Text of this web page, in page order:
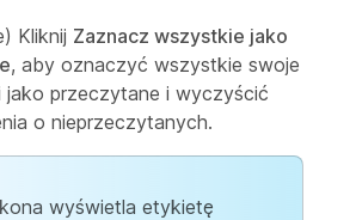
Kliknij Zaznacz wszystkie jako
, aby oznaczyć wszystkie swoje
jako przeczytane i wyczyścić
o nieprzeczytanych.
wyświetla etykietę